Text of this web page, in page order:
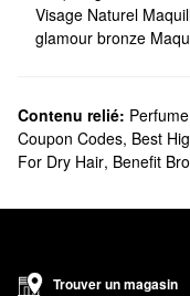
Visage Naturel
glamour bronze
Contenu relié: Perfume
Coupon Codes, Best
For Dry Hair, Benefit
Trouver un magasin